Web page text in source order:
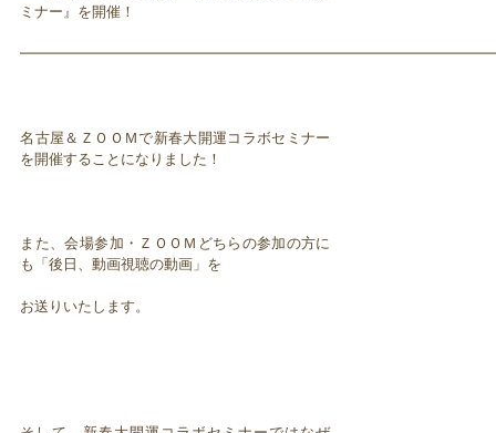
ミナー』を開催！
名古屋＆ＺＯＯＭで新春大開運コラボセミナー
を開催することになりました！
また、会場参加・ＺＯＯＭどちらの参加の方に
も「後日、動画視聴の動画」を
お送りいたします。